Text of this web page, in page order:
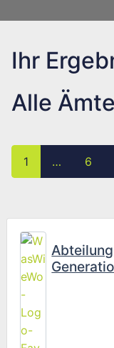
Ihr
Alle
Posts
1 … 6